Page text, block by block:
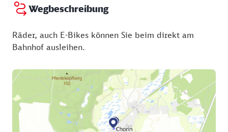
Wegbeschreibung
Räder, auch E-Bikes können Sie beim direkt am
Bahnhof ausleihen.